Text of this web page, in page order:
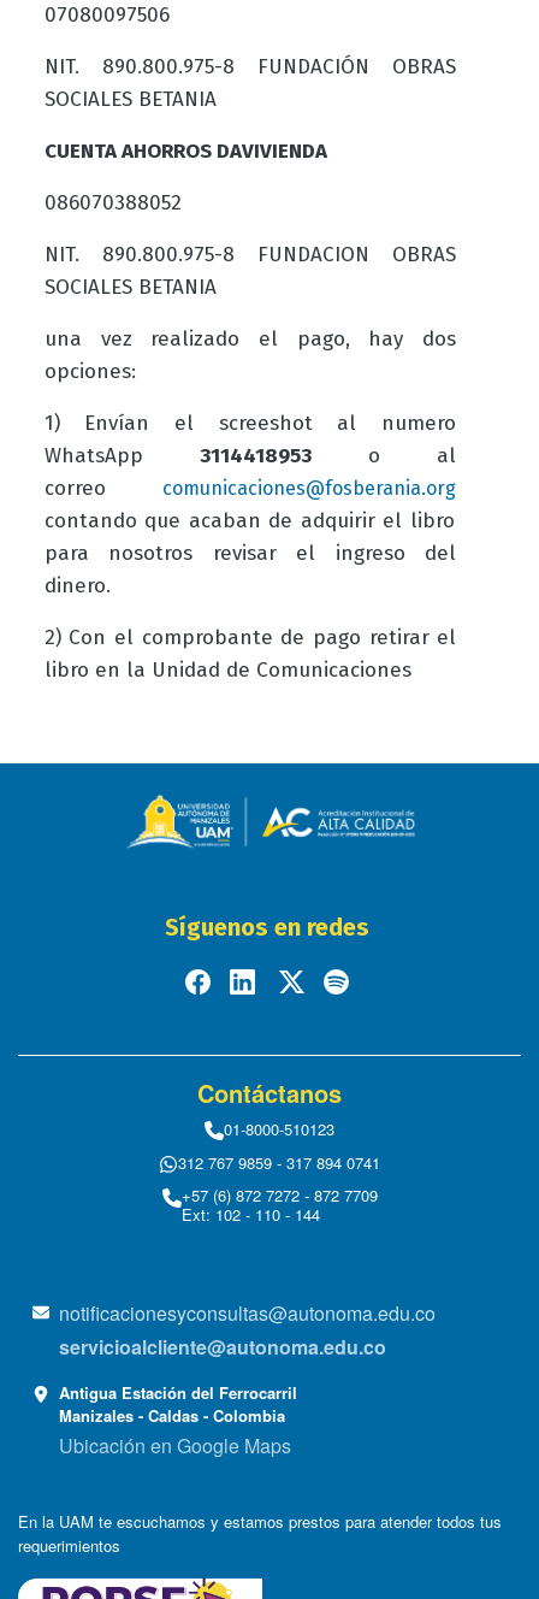
07080097506
NIT. 890.800.975-8 FUNDACIÓN OBRAS
SOCIALES BETANIA
CUENTA AHORROS DAVIVIENDA
086070388052
NIT. 890.800.975-8 FUNDACION OBRAS
SOCIALES BETANIA
una vez realizado el pago, hay dos
opciones:
1) Envían el screeshot al numero
WhatsApp 3114418953o al
correo comunicaciones@fosberania.org
contando que acaban de adquirir el libro
para nosotros revisar el ingreso del
dinero.
2) Con el comprobante de pago retirar el
libro en la Unidad de Comunicaciones
Síguenos en redes
Contáctanos
01-8000-510123
312 767 9859 - 317 894 0741
+57 (6) 872 7272 - 872 7709
Ext: 102 - 110 - 144
notificacionesyconsultas@autonoma.edu.co
servicioalcliente@autonoma.edu.co
Antigua Estación del Ferrocarril
Manizales - Caldas - Colombia
Ubicación en Google Maps
En la UAM te escuchamos y estamos prestos para atender todos tus
requerimientos